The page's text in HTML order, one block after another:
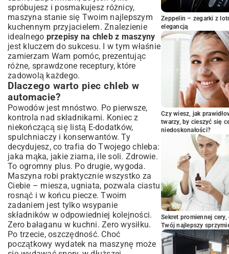
Chleb pszenno-żytni – idealny balans
smaku
Odkryj smak chleba z dodatkami: ziarna,
zioła, warzywa
Poza podstawami: zaawansowane
wskazówki i inspiracje
Wytwarzanie ciasta drożdżowego do
innych wypieków
Chleb bez węglowodanów z maszyny – czy
to możliwe?
Jak dbać o domowy chleb i wykorzystać
go do ostatniego okruszka?
Przechowywanie chleba dla dłuższej
świeżości
Pomysły na kreatywne wykorzystanie
czerstwego chleba
Podsumowanie: Smak domowego
chleba – prosto z Twojej maszyny
spróbujesz i posmakujesz różnicy,
maszyna stanie się Twoim najlepszym
kuchennym przyjacielem. Znalezienie
idealnego przepisy na chleb z maszyny
jest kluczem do sukcesu. I w tym właśnie
zamierzam Wam pomóc, prezentując
różne, sprawdzone receptury, które
zadowolą każdego.
Dlaczego warto piec chleb w
automacie?
Powodów jest mnóstwo. Po pierwsze,
kontrola nad składnikami. Koniec z
niekończącą się listą E-dodatków,
spulchniaczy i konserwantów. Ty
decydujesz, co trafia do Twojego chleba:
jaka mąka, jakie ziarna, ile soli. Zdrowie.
To ogromny plus. Po drugie, wygoda.
Maszyna robi praktycznie wszystko za
Ciebie – miesza, ugniata, pozwala ciastu
rosnąć i w końcu piecze. Twoim
zadaniem jest tylko wsypanie
składników w odpowiedniej kolejności.
Zero bałaganu w kuchni. Zero wysiłku.
Po trzecie, oszczędność. Choć
początkowy wydatek na maszynę może
Zeppelin – zegarki z
elegancją
Czy wiesz, jak
twarzy, by cieszyć się
niedoskonałości?
Sekret promiennej
Twój najlepszy